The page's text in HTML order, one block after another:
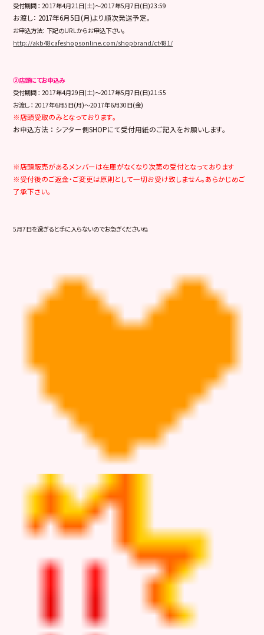
受付期間 ： 2017年4月21日(土)～2017年5月7日(日)23:59
お渡し： 2017年6月5日(月)より順次発送予定。
お申込方法： 下記のURLからお申込下さい。
http://akb48cafeshopsonline.com/shopbrand/ct481/
②店頭にてお申込み
受付期間 ： 2017年4月29日(土)～2017年5月7日(日)21:55
お渡し ： 2017年6月5日(月)～2017年6月30日(金)
※店頭受取のみとなっております。
お申込方法 ： シアター側SHOPにて受付用紙のご記入をお願いします。
※店頭販売があるメンバーは在庫がなくなり次第の受付となっております
※受付後のご返金・ご変更は原則として一切お受け致しません。あらかじめご
了承下さい。
5月7日を過ぎると手に入らないのでお急ぎくださいね